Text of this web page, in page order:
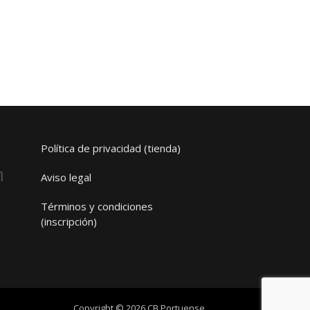
Política de privacidad (tienda)
Aviso legal
Términos y condiciones
(inscripción)